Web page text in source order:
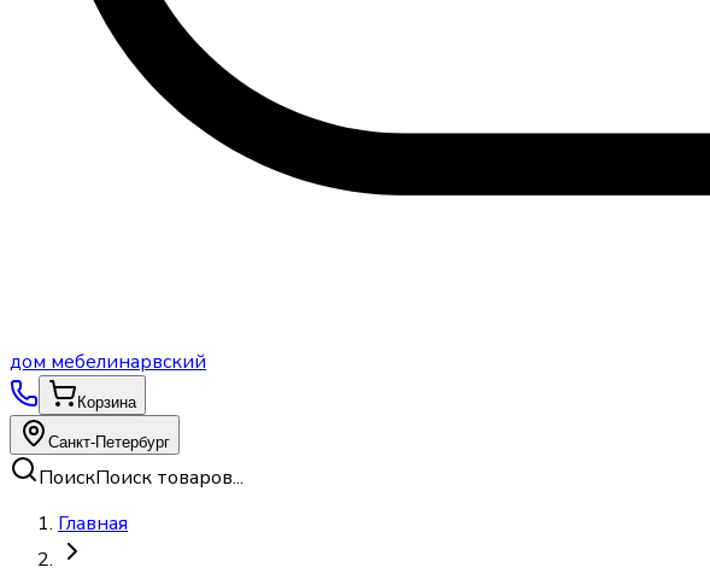
доммебелинарвский
Корзина
Санкт-Петербург
ПоискПоиск товаров...
Главная